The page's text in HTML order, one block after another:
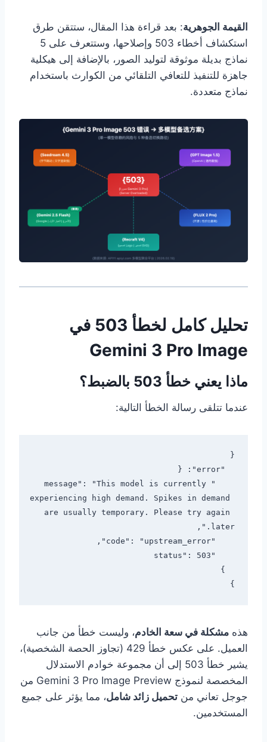
القيمة الجوهرية: بعد قراءة هذا المقال، ستتقن طرق
استكشاف أخطاء 503 وإصلاحها، وستتعرف على 5
نماذج بديلة موثوقة لتوليد الصور، بالإضافة إلى هيكلية
جاهزة للتنفيذ للتعافي التلقائي من الكوارث باستخدام
نماذج متعددة.
تحليل كامل لخطأ 503 في
Gemini 3 Pro Image
ماذا يعني خطأ 503 بالضبط؟
عندما تتلقى رسالة الخطأ التالية:
    "message": "This model is currently
experiencing high demand. Spikes in demand
are usually temporary. Please try again
}
هذه مشكلة في سعة الخادم، وليست خطأ من جانب
العميل. على عكس خطأ 429 (تجاوز الحصة الشخصية)،
يشير خطأ 503 إلى أن مجموعة خوادم الاستدلال
المخصصة لنموذج Gemini 3 Pro Image Preview من
جوجل تعاني من تحميل زائد شامل، مما يؤثر على جميع
المستخدمين.